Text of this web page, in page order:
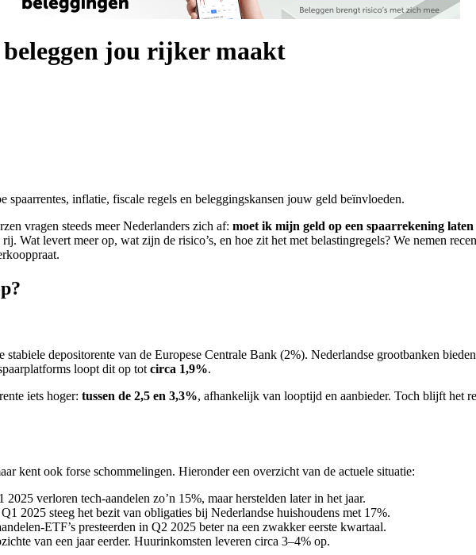
jou rijker maakt
inflatie, fiscale regels en beleggingskansen jouw geld beïnvloeden.
vragen steeds meer Nederlanders zich af: moet ik mijn geld op een spaarrekening
Wat levert meer op, wat zijn de risico’s, en hoe zit het met belastingregels? We nemen
depositorente van de Europese Centrale Bank (2%). Nederlandse grootbanken
loopt dit op tot circa 1,9%.
iets hoger: tussen de 2,5 en 3,3%, afhankelijk van looptijd en aanbieder. Toch blijft het
kent ook forse schommelingen. Hieronder een overzicht van de actuele situatie:
verloren tech-aandelen zo’n 15%, maar herstelden later in het jaar.
2025 steeg het bezit van obligaties bij Nederlandse huishoudens met 17%.
ETF’s presteerden in Q2 2025 beter na een zwakker eerste kwartaal.
van een jaar eerder. Huurinkomsten leveren circa 3–4% op.